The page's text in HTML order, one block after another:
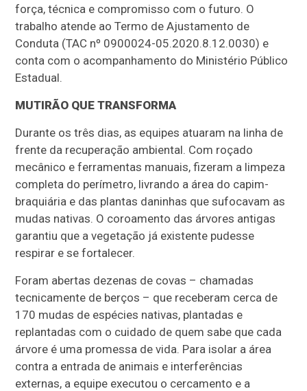
força, técnica e compromisso com o futuro. O
trabalho atende ao Termo de Ajustamento de
Conduta (TAC nº 0900024-05.2020.8.12.0030) e
conta com o acompanhamento do Ministério Público
Estadual.
MUTIRÃO QUE TRANSFORMA
Durante os três dias, as equipes atuaram na linha de
frente da recuperação ambiental. Com roçado
mecânico e ferramentas manuais, fizeram a limpeza
completa do perímetro, livrando a área do capim-
braquiária e das plantas daninhas que sufocavam as
mudas nativas. O coroamento das árvores antigas
garantiu que a vegetação já existente pudesse
respirar e se fortalecer.
Foram abertas dezenas de covas – chamadas
tecnicamente de berços – que receberam cerca de
170 mudas de espécies nativas, plantadas e
replantadas com o cuidado de quem sabe que cada
árvore é uma promessa de vida. Para isolar a área
contra a entrada de animais e interferências
externas, a equipe executou o cercamento e a